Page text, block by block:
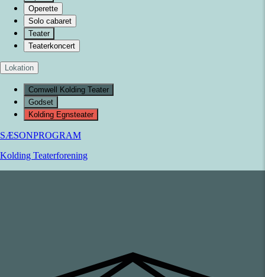
Operette
Solo cabaret
Teater
Teaterkoncert
Lokation
Comwell Kolding Teater
Godset
Kolding Egnsteater
SÆSONPROGRAM
Kolding Teaterforening